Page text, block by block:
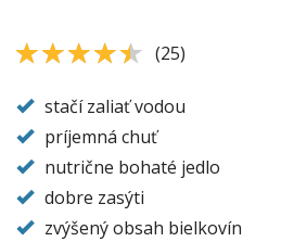
4.36 4.4
(25)
stačí zaliať vodou
príjemná chuť
nutrične bohaté jedlo
dobre zasýti
zvýšený obsah bielkovín